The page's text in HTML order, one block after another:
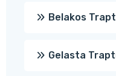
Belakos
Gelasta